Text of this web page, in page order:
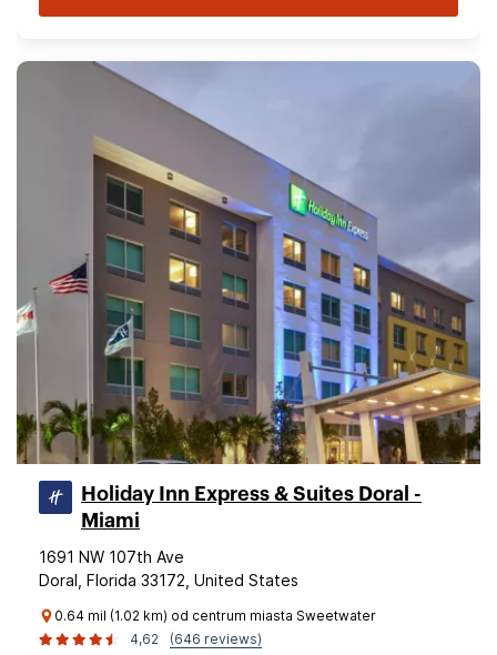
Holiday Inn Express & Suites Doral -
Miami
1691 NW 107th Ave
Doral, Florida 33172, United States
0.64 mil (1.02 km) od centrum miasta Sweetwater
4,62
(646 reviews)